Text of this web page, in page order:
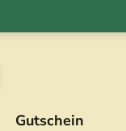
Gutschein